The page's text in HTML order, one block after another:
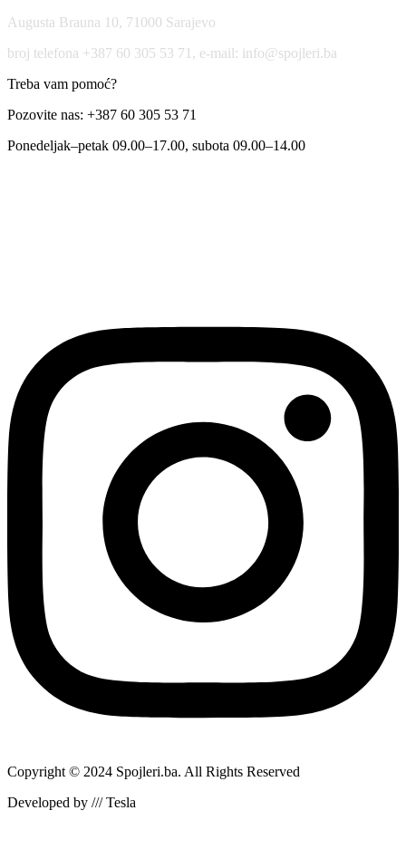
Augusta Brauna 10, 71000 Sarajevo
broj telefona +387 60 305 53 71, e-mail: info@spojleri.ba
Treba vam pomoć?
Pozovite nas: +387 60 305 53 71
Ponedeljak–petak 09.00–17.00, subota 09.00–14.00
Copyright © 2024 Spojleri.ba. All Rights Reserved
Developed by /// Tesla